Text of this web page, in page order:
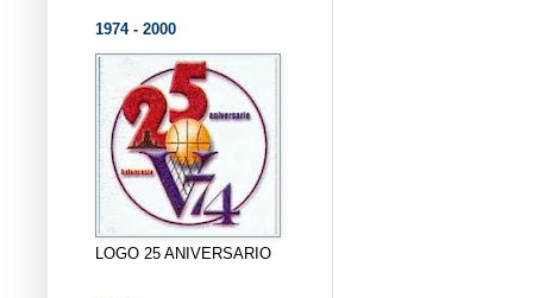
1974 - 2000
LOGO 25 ANIVERSARIO